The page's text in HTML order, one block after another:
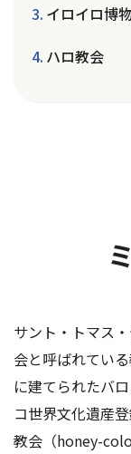
イロイロ博
ハロ教会
サント・トマス
会と呼ばれてい
に建てられたバ
コ世界文化遺産
教会（honey-